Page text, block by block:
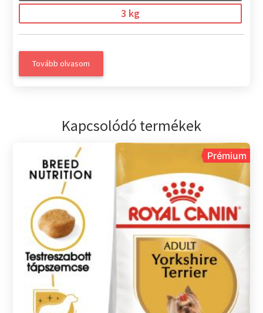
3 kg
Tovább olvasom
Kapcsolódó termékek
Prémium